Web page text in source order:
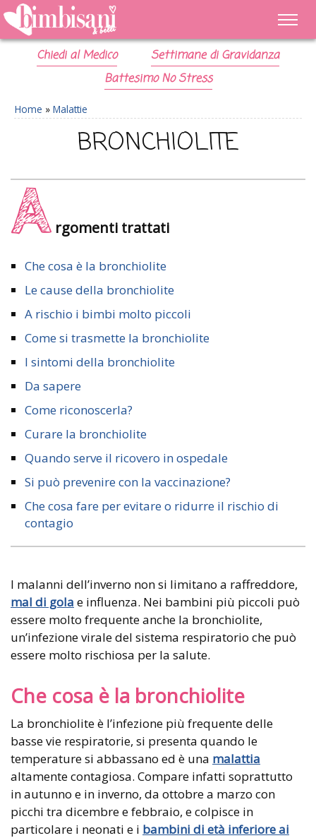
Chiedi al Medico
Settimane di Gravidanza
Battesimo No Stress
Home » Malattie
BRONCHIOLITE
A rgomenti trattati
Che cosa è la bronchiolite
Le cause della bronchiolite
A rischio i bimbi molto piccoli
Come si trasmette la bronchiolite
I sintomi della bronchiolite
Da sapere
Come riconoscerla?
Curare la bronchiolite
Quando serve il ricovero in ospedale
Si può prevenire con la vaccinazione?
Che cosa fare per evitare o ridurre il rischio di
contagio
I malanni dell’inverno non si limitano a raffreddore,
mal di gola e influenza. Nei bambini più piccoli può
essere molto frequente anche la bronchiolite,
un’infezione virale del sistema respiratorio che può
essere molto rischiosa per la salute.
Che cosa è la bronchiolite
La bronchiolite è l’infezione più frequente delle
basse vie respiratorie, si presenta quando le
temperature si abbassano ed è una malattia
altamente contagiosa. Compare infatti soprattutto
in autunno e in inverno, da ottobre a marzo con
picchi tra dicembre e febbraio, e colpisce in
particolare i neonati e i bambini di età inferiore ai